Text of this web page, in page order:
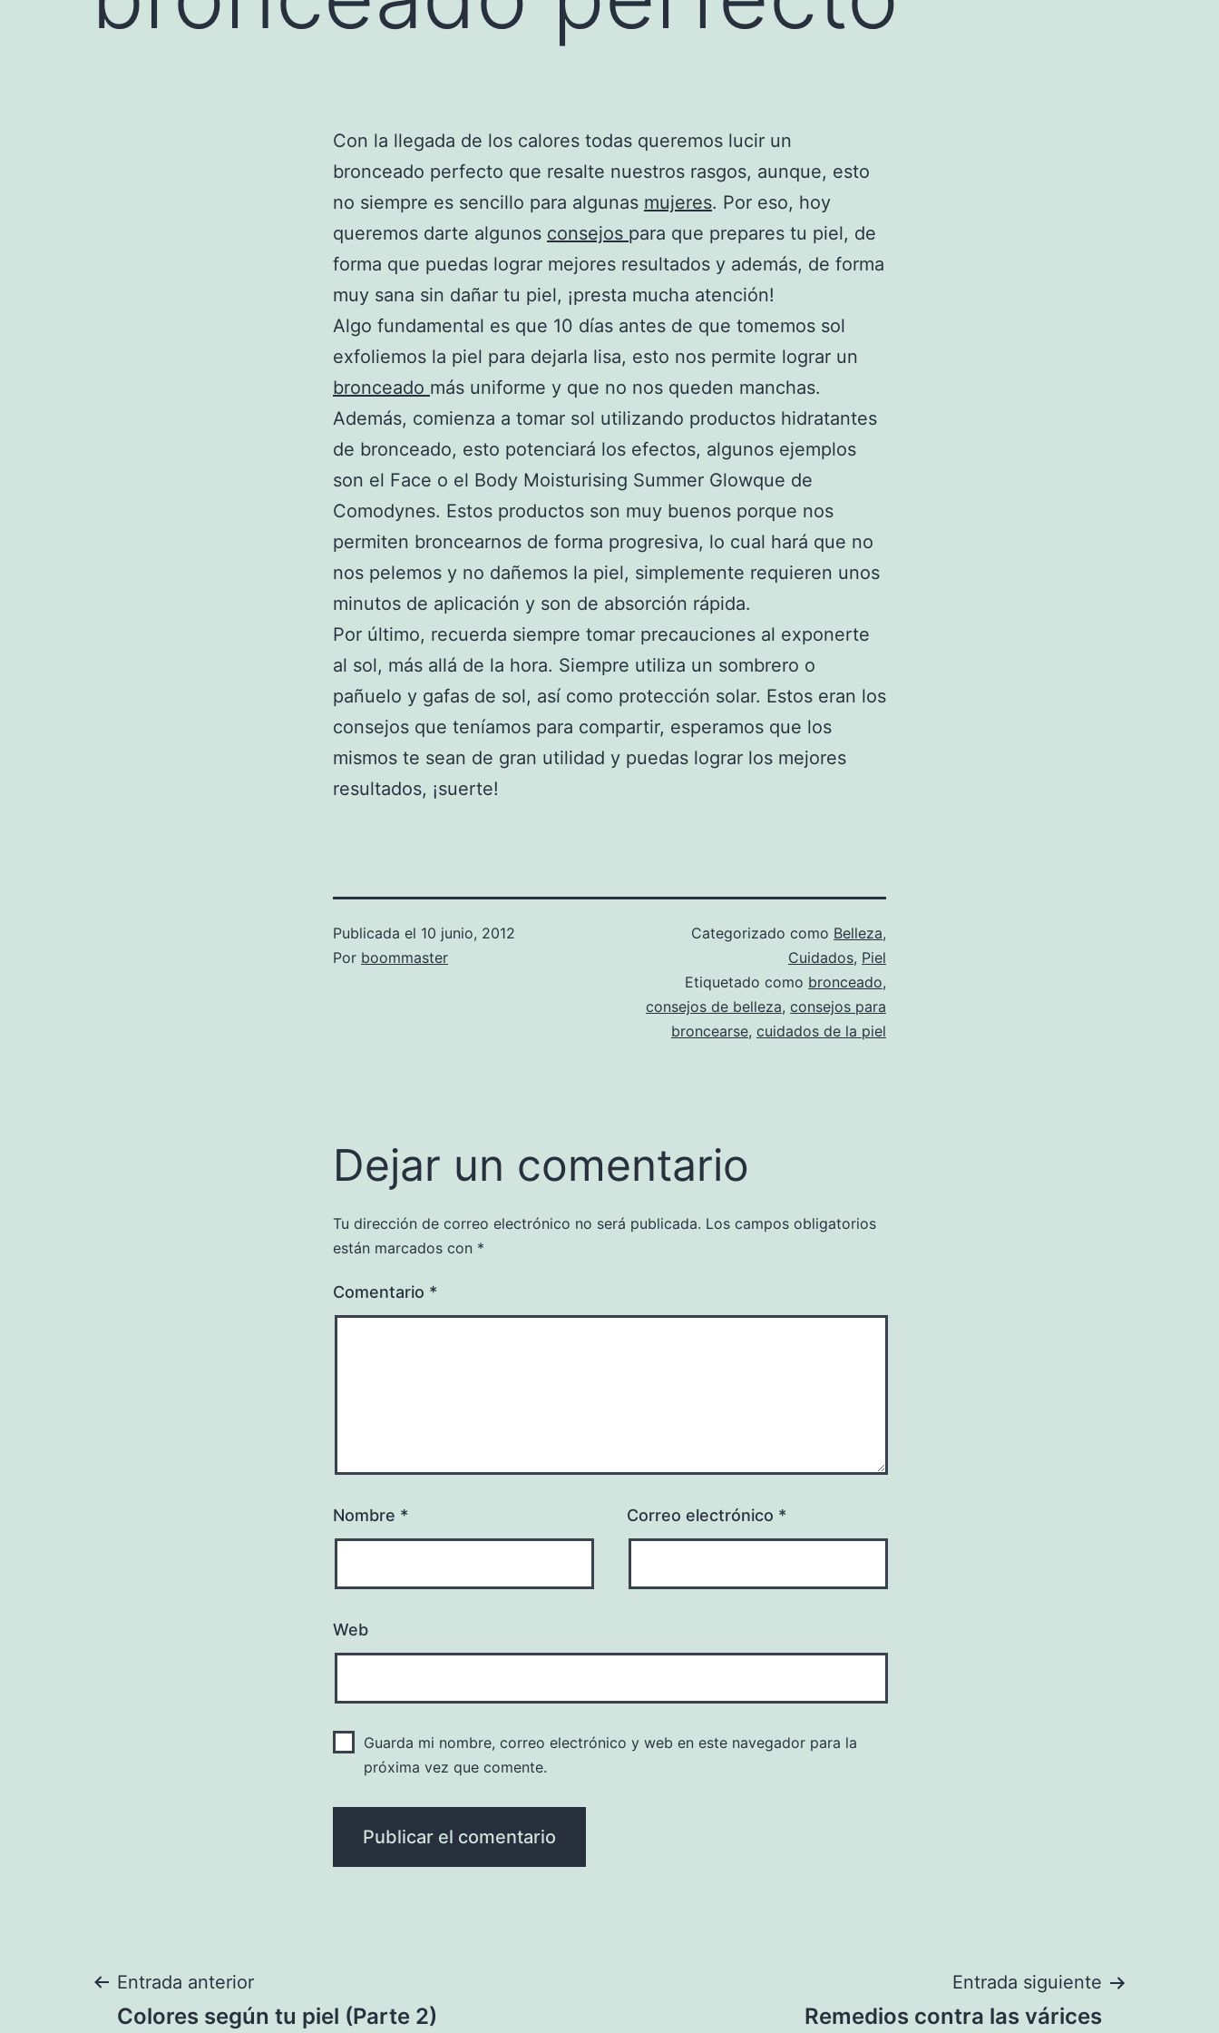
Con la llegada de los calores todas queremos lucir un
bronceado perfecto que resalte nuestros rasgos, aunque, esto
no siempre es sencillo para algunas mujeres. Por eso, hoy
queremos darte algunos consejos para que prepares tu piel, de
forma que puedas lograr mejores resultados y además, de forma
muy sana sin dañar tu piel, ¡presta mucha atención!
Algo fundamental es que 10 días antes de que tomemos sol
exfoliemos la piel para dejarla lisa, esto nos permite lograr un
bronceado más uniforme y que no nos queden manchas.
Además, comienza a tomar sol utilizando productos hidratantes
de bronceado, esto potenciará los efectos, algunos ejemplos
son el Face o el Body Moisturising Summer Glowque de
Comodynes. Estos productos son muy buenos porque nos
permiten broncearnos de forma progresiva, lo cual hará que no
nos pelemos y no dañemos la piel, simplemente requieren unos
minutos de aplicación y son de absorción rápida.
Por último, recuerda siempre tomar precauciones al exponerte
al sol, más allá de la hora. Siempre utiliza un sombrero o
pañuelo y gafas de sol, así como protección solar. Estos eran los
consejos que teníamos para compartir, esperamos que los
mismos te sean de gran utilidad y puedas lograr los mejores
resultados, ¡suerte!
Publicada el 10 junio, 2012
Por boommaster
Categorizado como Belleza,
Cuidados, Piel
Etiquetado como bronceado,
consejos de belleza, consejos para
broncearse, cuidados de la piel
Dejar un comentario
Tu dirección de correo electrónico no será publicada. Los campos obligatorios
están marcados con *
Comentario *
Nombre * Correo electrónico *
Web
Guarda mi nombre, correo electrónico y web en este navegador para la
próxima vez que comente.
Navegación
Entrada anterior
Colores según tu piel (Parte 2)
Entrada siguiente
Remedios contra las várices